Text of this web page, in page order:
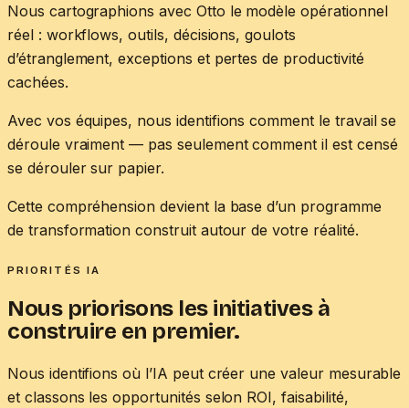
Nous cartographions avec Otto le modèle opérationnel
réel : workflows, outils, décisions, goulots
d’étranglement, exceptions et pertes de productivité
cachées.
Avec vos équipes, nous identifions comment le travail se
déroule vraiment — pas seulement comment il est censé
se dérouler sur papier.
Cette compréhension devient la base d’un programme
de transformation construit autour de votre réalité.
PRIORITÉS IA
Nous priorisons les initiatives à
construire en premier.
Nous identifions où l’IA peut créer une valeur mesurable
et classons les opportunités selon ROI, faisabilité,